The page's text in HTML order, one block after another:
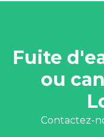
Fuite
ou
Contactez-